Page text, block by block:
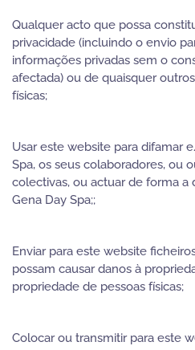
Qualquer acto que possa
privacidade (incluindo o envio
informações privadas sem o
afectada) ou de quaisquer
físicas;
Usar este website para difamar
Spa, os seus colaboradores, ou
colectivas, ou actuar de forma a
Gena Day Spa;;
Enviar para este website
possam causar danos à
propriedade de pessoas físicas;
Colocar ou transmitir para este